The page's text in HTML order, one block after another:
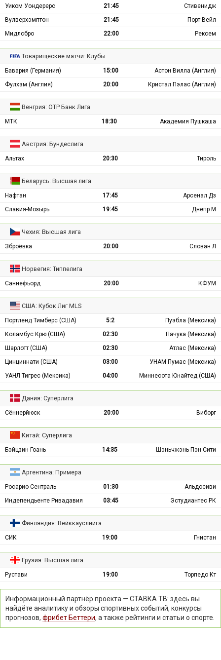
Уиком Уондерерс 21:45
Стивенидж
Вулверхэмптон
21:45
Порт Вейл
Мидлсбро
22:00 Рексем
Товарищеские матчи: Клубы
Бавария (Германия) 15:00
Астон Вилла (Англия)
Фулхэм (Англия)
20:00 Кристал Пэлас (Англия)
Венгрия: ОТР Банк Лига
МТК 18:30 Академия Пушкаша
Австрия: Бундеслига
Альтах 20:30 Тироль
Беларусь: Высшая лига
Нафтан 17:45
Арсенал Дз
Славия-Мозырь
19:45 Днепр М
Чехия: Высшая лига
Зброёвка 20:00 Слован Л
Норвегия: Типпелига
Саннефьорд 20:00 КФУМ
США: Кубок Лиг MLS
Портленд Тимберс (США) 5:2
Пуэбла (Мексика)
Коламбус Крю (США)
02:30
Пачука (Мексика)
Шарлотт (США)
02:30
Атлас (Мексика)
Цинциннати (США)
03:00
УНАМ Пумас (Мексика)
УАНЛ Тигрес (Мексика)
04:00 Миннесота Юнайтед (США)
Дания: Суперлига
Сённерйюск 20:00 Виборг
Китай: Суперлига
Бэйцзин Гоань 14:35 Шэньчжэнь Пэн Сити
Аргентина: Примера
Росарио Сентраль 01:30
Альдосиви
Индепендьенте Ривадавия
03:45 Эстудиантес РК
Финляндия: Вейккауслиига
СИК 19:00 Гнистан
Грузия: Высшая лига
Рустави 19:00 Торпедо Кт
Информационный партнёр проекта — СТАВКА ТВ: здесь вы
найдёте аналитику и обзоры спортивных событий, конкурсы
прогнозов, фрибет Беттери, а также рейтинги и статьи о спорте.